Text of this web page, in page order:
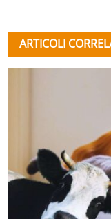
ARTICOLI